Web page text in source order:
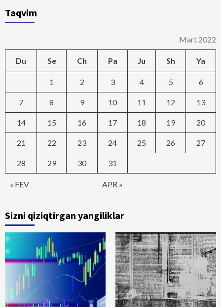
Taqvim
Mart 2022
Du Se Ch Pa Ju Sh Ya
« FEV APR »
1 2 3 4 5 6
7 8 9 10 11 12 13
14 15 16 17 18 19 20
21 22 23 24 25 26 27
28 29 30 31
Sizni qiziqtirgan yangiliklar